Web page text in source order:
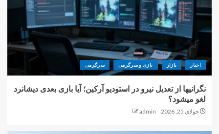
اخبار بازار بازی و سرگرمی سرگرمی
نگرانیها از تعدیل نیرو در استودیو آرکین؛ آیا بازی بعدی دیشانرد
لغو میشود؟
جولای 25, 2026 admin